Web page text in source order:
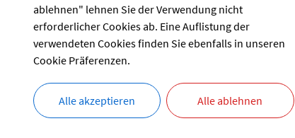
reset
15.08.2024
ablehnen" lehnen Sie der Verwendung nicht
erforderlicher Cookies ab. Eine Auflistung der
verwendeten Cookies finden Sie ebenfalls in unseren
Cookie Präferenzen.
Alle akzeptieren Alle ablehnen